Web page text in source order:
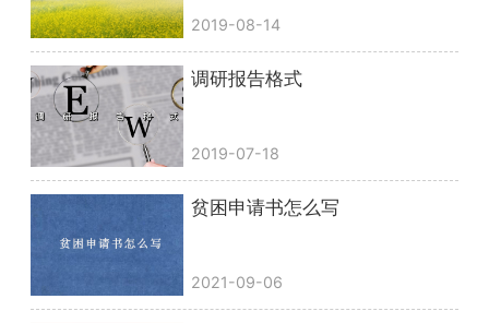
2019-08-14
调研报告格式
2019-07-18
贫困申请书怎么写
2021-09-06